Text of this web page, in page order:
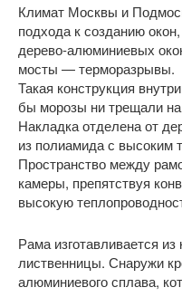
Климат Москвы и
подхода к созданию
дерево-алюминиевых
мосты — терморазрывы.
Такая конструкция
бы морозы ни трещали
Накладка отделена от
из полиамида с высоким
Пространство между
камеры, препятствуя
высокую
Рама изготавливается
лиственницы. Снаружи
алюминиевого сплава,